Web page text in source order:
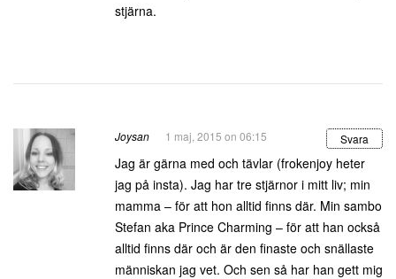
stjärna.
Joysan 1 maj, 2015 on 06:15 Svara
Jag är gärna med och tävlar (frokenjoy heter
jag på insta). Jag har tre stjärnor i mitt liv; min
mamma – för att hon alltid finns där. Min sambo
Stefan aka Prince Charming – för att han också
alltid finns där och är den finaste och snällaste
människan jag vet. Och sen så har han gett mig